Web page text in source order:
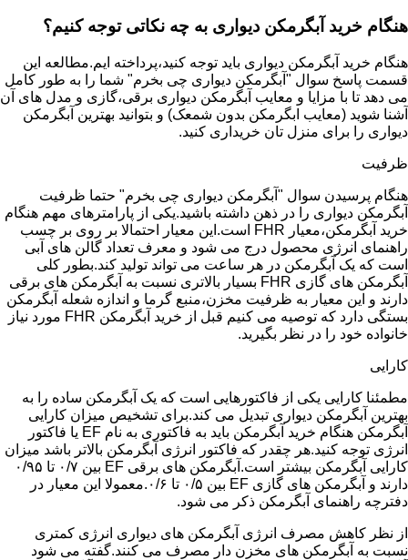
هنگام خرید آبگرمکن دیواری به چه نکاتی توجه کنیم؟
هنگام خرید آبگرمکن دیواری باید توجه کنید،پرداخته ایم.مطالعه این
قسمت پاسخ سوال "آبگرمکن دیواری چی بخرم" شما را به طور کامل
می دهد تا با مزایا و معایب آبگرمکن دیواری برقی،گازی و مدل های آن
آشنا شوید (معایب ابگرمکن بدون شمعک) و بتوانید بهترین آبگرمکن
دیواری را برای منزل تان خریداری کنید.
ظرفیت
هنگام پرسیدن سوال "آبگرمکن دیواری چی بخرم" حتما ظرفیت
آبگرمکن دیواری را در ذهن داشته باشید.یکی از پارامترهای مهم هنگام
خرید آبگرمکن،معیار FHR است.این معیار احتمالا بر روی بر چسب
راهنمای انرژی محصول درج می شود و معرف تعداد گالن های آبی
است که یک آبگرمکن در هر ساعت می تواند تولید کند.بطور کلی
آبگرمکن های گازی FHR بسیار بالاتری نسبت به آبگرمکن های برقی
دارند و این معیار به ظرفیت مخزن،منبع گرما و اندازه شعله آبگرمکن
بستگی دارد که توصیه می کنیم قبل از خرید آبگرمکن FHR مورد نیاز
خانواده خود را در نظر بگیرید.
کارایی
مطمئنا کارایی یکی از فاکتورهایی است که یک آبگرمکن ساده را به
بهترین آبگرمکن دیواری تبدیل می کند.برای تشخیص میزان کارایی
آبگرمکن هنگام خرید آبگرمکن باید به فاکتوری به نام EF یا فاکتور
انرژی توجه کنید.هر چقدر که فاکتور انرژی آبگرمکن بالاتر باشد میزان
کارایی آبگرمکن بیشتر است.آبگرمکن های برقی EF بین ۰/۷ تا ۰/۹۵
دارند و آبگرمکن های گازی EF بین ۰/۵ تا ۰/۶.معمولا این معیار در
دفترچه راهنمای آبگرمکن ذکر می شود.
از نظر کاهش مصرف انرژی آبگرمکن های دیواری انرژی کمتری
نسبت به آبگرمکن های مخزن دار مصرف می کنند.گفته می شود